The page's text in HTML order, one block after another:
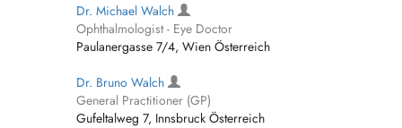
Dr. Michael Walch
Ophthalmologist - Eye Doctor
Paulanergasse 7/4, Wien Österreich
Dr. Bruno Walch
General Practitioner (GP)
Gufeltalweg 7, Innsbruck Österreich